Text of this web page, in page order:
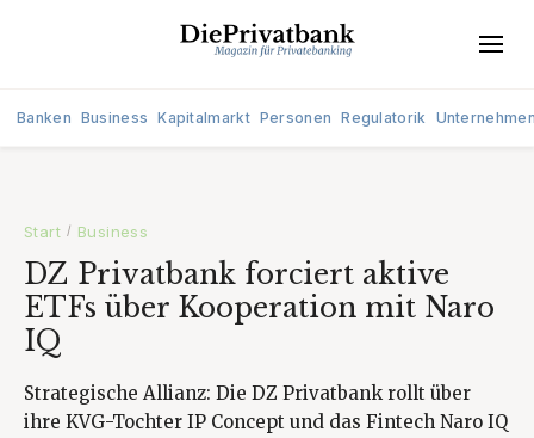
Banken Business Kapitalmarkt Personen Regulatorik
Start / Business
DZ Privatbank forciert aktive
ETFs über Kooperation mit Naro
IQ
Strategische Allianz: Die DZ Privatbank rollt über
ihre KVG-Tochter IP Concept und das Fintech Naro IQ